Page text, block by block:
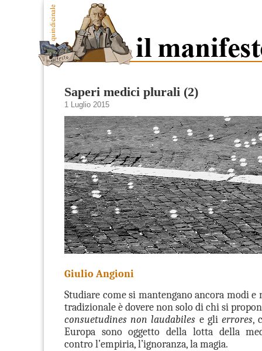
Saperi medici plurali (2)
1 Luglio 2015
Giulio Angioni
Studiare come si mantengano ancora modi
tradizionale è dovere non solo di chi si
consuetudines non laudabiles e glierrores,
Europa sono oggetto della lotta della
contro l’empiria, l’ignoranza, la magia.